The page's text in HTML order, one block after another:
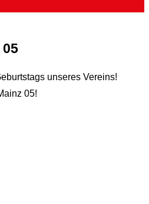
unseres Vereins!
05!